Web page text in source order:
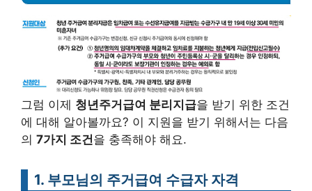
그럼 이제 청년주거급여 분리지급을 받기 위한 조건
에 대해 알아볼까요? 이 지원을 받기 위해서는 다음
의 7가지 조건을 충족해야 해요.
1. 부모님의 주거급여 수급자 자격